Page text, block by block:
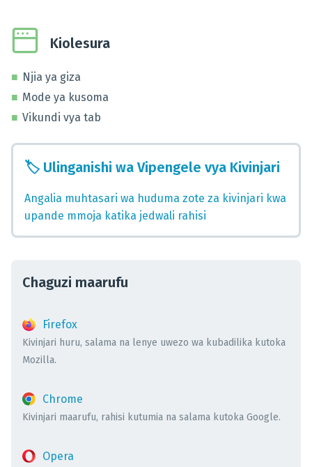
Kiolesura
Njia ya giza
Mode ya kusoma
Vikundi vya tab
🏷️ Ulinganishi wa Vipengele vya Kivinjari
Angalia muhtasari wa huduma zote za kivinjari kwa
upande mmoja katika jedwali rahisi
Chaguzi maarufu
Firefox
Kivinjari huru, salama na lenye uwezo wa kubadilika kutoka
Mozilla.
Chrome
Kivinjari maarufu, rahisi kutumia na salama kutoka Google.
Opera